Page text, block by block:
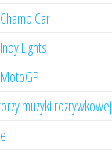
Car
Lights
muzyki rozrywkowej